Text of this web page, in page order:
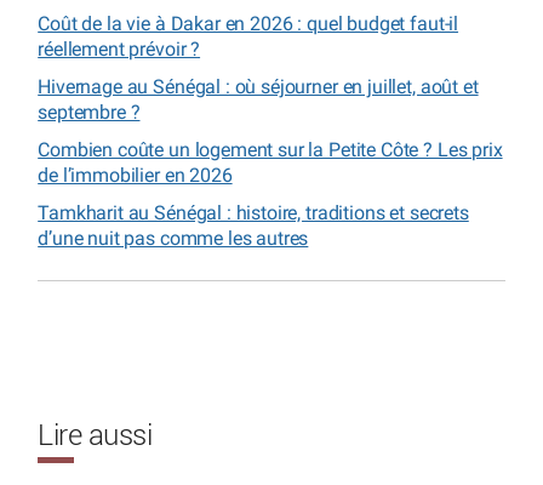
Coût de la vie à Dakar en 2026 : quel budget faut-il
réellement prévoir ?
Hivernage au Sénégal : où séjourner en juillet, août et
septembre ?
Combien coûte un logement sur la Petite Côte ? Les prix
de l’immobilier en 2026
Tamkharit au Sénégal : histoire, traditions et secrets
d’une nuit pas comme les autres
Lire aussi